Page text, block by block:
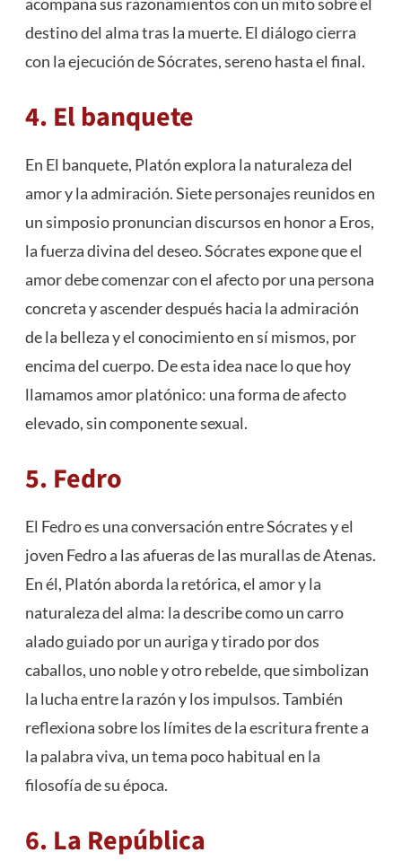
destino del alma tras la muerte. El diálogo cierra
con la ejecución de Sócrates, sereno hasta el final.
4. El banquete
En El banquete, Platón explora la naturaleza del
amor y la admiración. Siete personajes reunidos en
un simposio pronuncian discursos en honor a Eros,
la fuerza divina del deseo. Sócrates expone que el
amor debe comenzar con el afecto por una persona
concreta y ascender después hacia la admiración
de la belleza y el conocimiento en sí mismos, por
encima del cuerpo. De esta idea nace lo que hoy
llamamos amor platónico: una forma de afecto
elevado, sin componente sexual.
5. Fedro
El Fedro es una conversación entre Sócrates y el
joven Fedro a las afueras de las murallas de Atenas.
En él, Platón aborda la retórica, el amor y la
naturaleza del alma: la describe como un carro
alado guiado por un auriga y tirado por dos
caballos, uno noble y otro rebelde, que simbolizan
la lucha entre la razón y los impulsos. También
reflexiona sobre los límites de la escritura frente a
la palabra viva, un tema poco habitual en la
filosofía de su época.
6. La República